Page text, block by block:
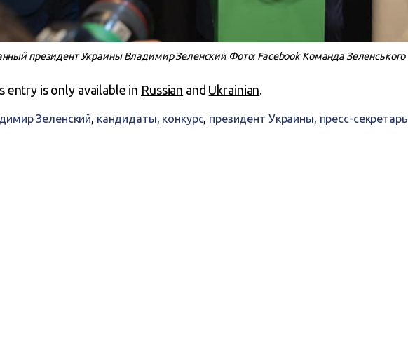
президент Украины Владимир Зеленский Фото: Facebook Команда Зеленського
entry is only available in Russian and Ukrainian.
Зеленский, кандидаты, конкурс, президент Украины, пресс-секретарь